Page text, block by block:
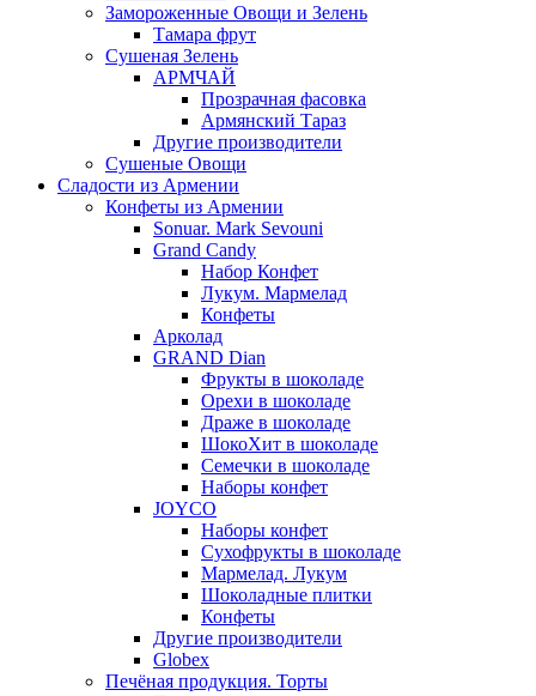
Замороженные Овощи и Зелень
Тамара фрут
Сушеная Зелень
АРМЧАЙ
Прозрачная фасовка
Армянский Тараз
Другие производители
Сушеные Овощи
Сладости из Армении
Конфеты из Армении
Sonuar. Mark Sevouni
Grand Candy
Набор Конфет
Лукум. Мармелад
Конфеты
Арколад
GRAND Dian
Фрукты в шоколаде
Орехи в шоколаде
Драже в шоколаде
ШокоХит в шоколаде
Семечки в шоколаде
Наборы конфет
JOYCO
Наборы конфет
Сухофрукты в шоколаде
Мармелад. Лукум
Шоколадные плитки
Конфеты
Другие производители
Globex
Печёная продукция. Торты